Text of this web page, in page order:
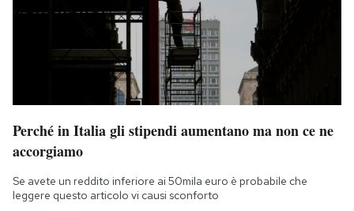
Perché in Italia gli stipendi aumentano ma non ce ne
accorgiamo
Se avete un reddito inferiore ai 50mila euro è probabile che
leggere questo articolo vi causi sconforto